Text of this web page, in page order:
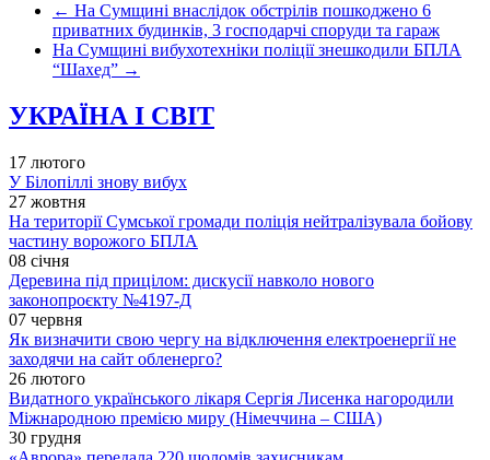
← На Сумщині внаслідок обстрілів пошкоджено 6
приватних будинків, 3 господарчі споруди та гараж
На Сумщині вибухотехніки поліції знешкодили БПЛА
“Шахед” →
УКРАЇНА І СВІТ
17 лютого
У Білопіллі знову вибух
27 жовтня
На території Сумської громади поліція нейтралізувала бойову
частину ворожого БПЛА
08 січня
Деревина під прицілом: дискусії навколо нового
законопроєкту №4197-Д
07 червня
Як визначити свою чергу на відключення електроенергії не
заходячи на сайт обленерго?
26 лютого
Видатного українського лікаря Сергія Лисенка нагородили
Міжнародною премією миру (Німеччина – США)
30 грудня